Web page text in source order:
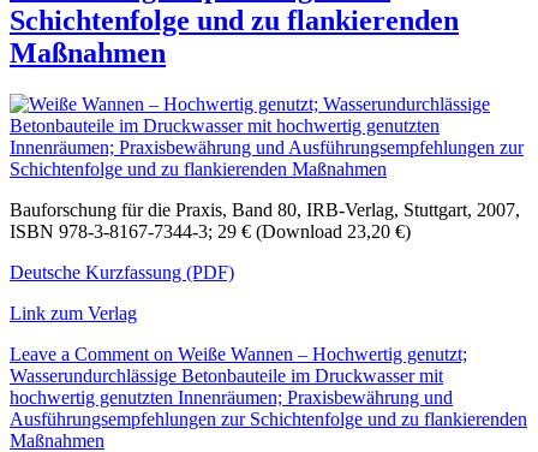
Schichtenfolge und zu flankierenden
Maßnahmen
Bauforschung für die Praxis, Band 80, IRB-Verlag, Stuttgart, 2007,
ISBN 978-3-8167-7344-3; 29 € (Download 23,20 €)
Deutsche Kurzfassung (PDF)
Link zum Verlag
Leave a Comment on Weiße Wannen – Hochwertig genutzt;
Wasserundurchlässige Betonbauteile im Druckwasser mit
hochwertig genutzten Innenräumen; Praxisbewährung und
Ausführungsempfehlungen zur Schichtenfolge und zu flankierenden
Maßnahmen